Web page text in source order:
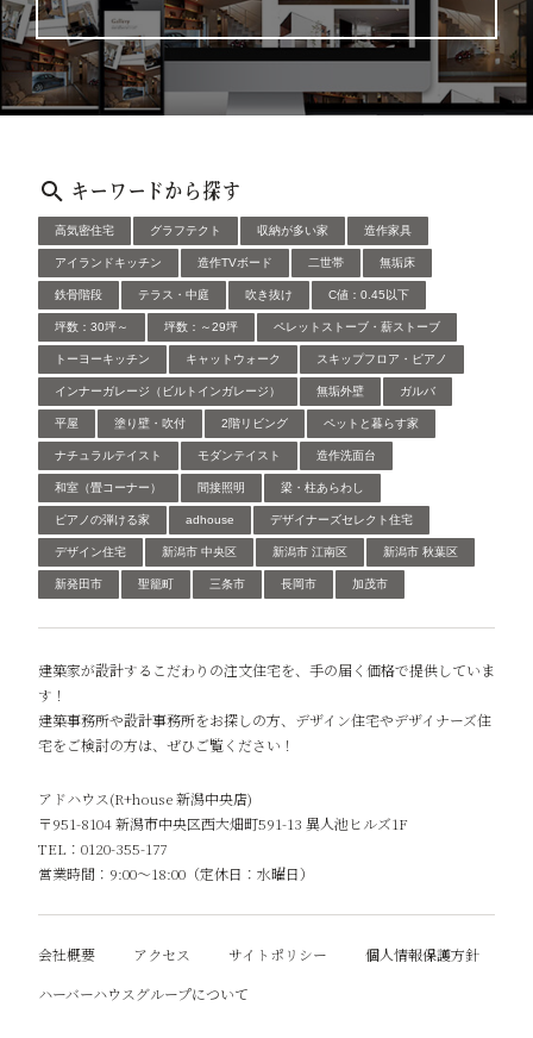
キーワードから探す
高気密住宅 グラフテクト 収納が多い家 造作家具
アイランドキッチン 造作TVボード 二世帯 無垢床
鉄骨階段 テラス・中庭 吹き抜け C値：0.45以下
坪数：30坪～ 坪数：～29坪 ペレットストーブ・薪ストーブ
トーヨーキッチン キャットウォーク スキップフロア・ピアノ
インナーガレージ（ビルトインガレージ） 無垢外壁 ガルバ
平屋 塗り壁・吹付 2階リビング ペットと暮らす家
ナチュラルテイスト モダンテイスト 造作洗面台
和室（畳コーナー） 間接照明 梁・柱あらわし
ピアノの弾ける家 adhouse デザイナーズセレクト住宅
デザイン住宅 新潟市 中央区 新潟市 江南区 新潟市 秋葉区
新発田市 聖籠町 三条市 長岡市 加茂市
建築家が設計するこだわりの注文住宅を、手の届く価格で提供していま
す！
建築事務所や設計事務所をお探しの方、デザイン住宅やデザイナーズ住
宅をご検討の方は、ぜひご覧ください！
アドハウス(R+house 新潟中央店)
〒951-8104 新潟市中央区西大畑町591-13 異人池ヒルズ1F
TEL：0120-355-177
営業時間：9:00～18:00（定休日：水曜日）
会社概要 アクセス サイトポリシー
個人情報保護方針
ハーバーハウスグループについて